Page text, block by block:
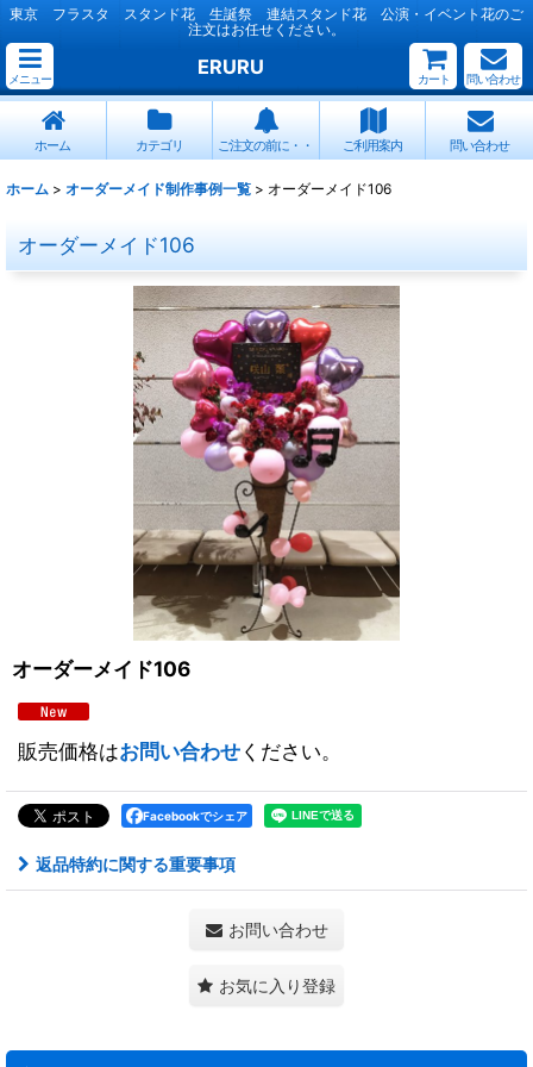
東京 フラスタ スタンド花 生誕祭 連結スタンド花 公演・イベント花のご
注文はお任せください。
メニュー
ERURU
カート 問い合わせ
ホーム カテゴリ ご注文の前に・・ ご利用案内 問い合わせ
ホーム > オーダーメイド制作事例一覧 > オーダーメイド106
オーダーメイド106
オーダーメイド106
販売価格はお問い合わせください。
Facebookでシェア
返品特約に関する重要事項
お問い合わせ
お気に入り登録